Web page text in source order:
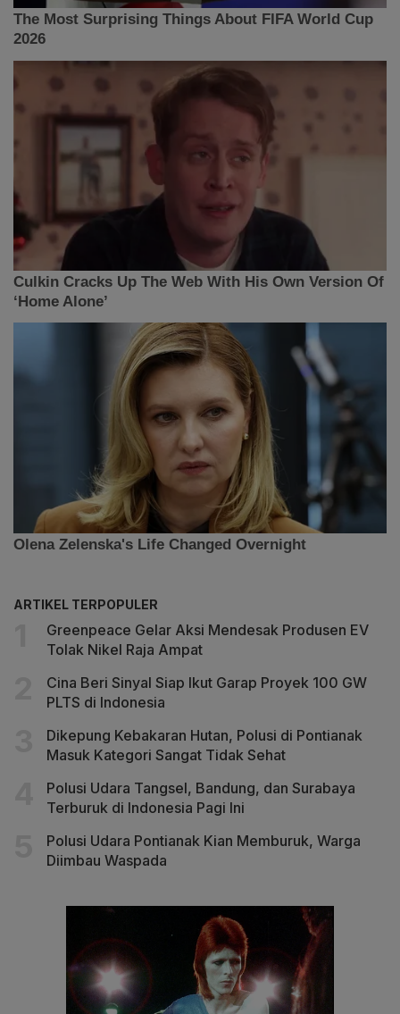
ARTIKEL TERPOPULER
Greenpeace Gelar Aksi Mendesak Produsen EV
Tolak Nikel Raja Ampat
Cina Beri Sinyal Siap Ikut Garap Proyek 100 GW
PLTS di Indonesia
Dikepung Kebakaran Hutan, Polusi di Pontianak
Masuk Kategori Sangat Tidak Sehat
Polusi Udara Tangsel, Bandung, dan Surabaya
Terburuk di Indonesia Pagi Ini
Polusi Udara Pontianak Kian Memburuk, Warga
Diimbau Waspada